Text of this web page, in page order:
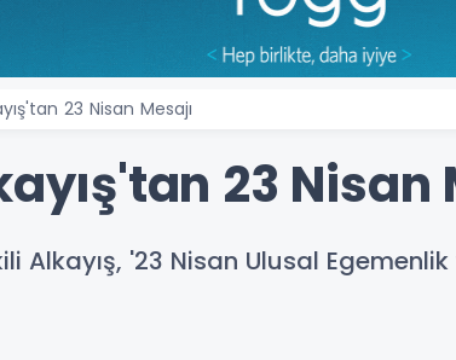
23 Nisan Mesajı
23 Nisan
Alkayış, '23 Nisan Ulusal